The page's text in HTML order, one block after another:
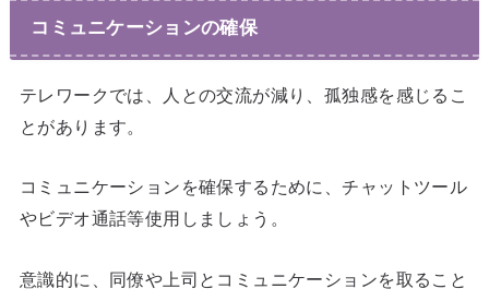
コミュニケーションの確保
テレワークでは、人との交流が減り、孤独感を感じるこ
とがあります。
コミュニケーションを確保するために、チャットツール
やビデオ通話等使用しましょう。
意識的に、同僚や上司とコミュニケーションを取ること